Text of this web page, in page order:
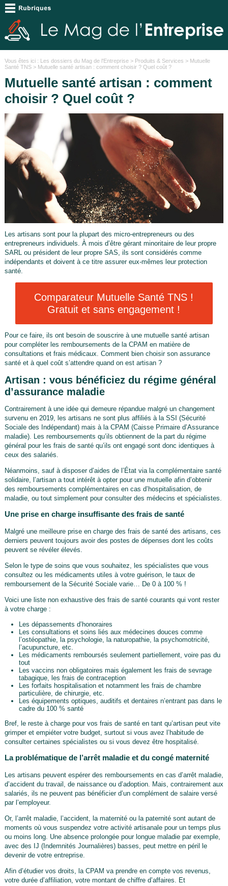
Vous êtes ici : Les dossiers du Mag de l'Entreprise> Produits & Services > Mutuelle
Santé TNS> Mutuelle santé artisan : comment choisir ? Quel coût ?
Mutuelle santé artisan : comment
choisir ? Quel coût ?
Les artisans sont pour la plupart des micro-entrepreneurs ou des
entrepreneurs individuels. À mois d’être gérant minoritaire de leur propre
SARL ou président de leur propre SAS, ils sont considérés comme
indépendants et doivent à ce titre assurer eux-mêmes leur protection
santé.
Comparateur Mutuelle Santé TNS !
Gratuit et sans engagement !
Pour ce faire, ils ont besoin de souscrire à une mutuelle santé artisan
pour compléter les remboursements de la CPAM en matière de
consultations et frais médicaux. Comment bien choisir son assurance
santé et à quel coût s’attendre quand on est artisan ?
Artisan : vous bénéficiez du régime général
d’assurance maladie
Contrairement à une idée qui demeure répandue malgré un changement
survenu en 2019, les artisans ne sont plus affiliés à la SSI (Sécurité
Sociale des Indépendant) mais à la CPAM (Caisse Primaire d’Assurance
maladie). Les remboursements qu’ils obtiennent de la part du régime
général pour les frais de santé qu’ils ont engagé sont donc identiques à
ceux des salariés.
Néanmoins, sauf à disposer d’aides de l’État via la complémentaire santé
solidaire, l’artisan a tout intérêt à opter pour une mutuelle afin d’obtenir
des remboursements complémentaires en cas d’hospitalisation, de
maladie, ou tout simplement pour consulter des médecins et spécialistes.
Une prise en charge insuffisante des frais de santé
Malgré une meilleure prise en charge des frais de santé des artisans, ces
derniers peuvent toujours avoir des postes de dépenses dont les coûts
peuvent se révéler élevés.
Selon le type de soins que vous souhaitez, les spécialistes que vous
consultez ou les médicaments utiles à votre guérison, le taux de
remboursement de la Sécurité Sociale varie… De 0 à 100 % !
Voici une liste non exhaustive des frais de santé courants qui vont rester
à votre charge :
Les dépassements d’honoraires
Les consultations et soins liés aux médecines douces comme
l’ostéopathie, la psychologie, la naturopathie, la psychomotricité,
l’acupuncture, etc.
Les médicaments remboursés seulement partiellement, voire pas du
tout
Les vaccins non obligatoires mais également les frais de sevrage
tabagique, les frais de contraception
Les forfaits hospitalisation et notamment les frais de chambre
particulière, de chirurgie, etc.
Les équipements optiques, auditifs et dentaires n’entrant pas dans le
cadre du 100 % santé
Bref, le reste à charge pour vos frais de santé en tant qu’artisan peut vite
grimper et empiéter votre budget, surtout si vous avez l’habitude de
consulter certaines spécialistes ou si vous devez être hospitalisé.
La problématique de l’arrêt maladie et du congé maternité
Les artisans peuvent espérer des remboursements en cas d’arrêt maladie,
d’accident du travail, de naissance ou d’adoption. Mais, contrairement aux
salariés, ils ne peuvent pas bénéficier d’un complément de salaire versé
par l’employeur.
Or, l’arrêt maladie, l’accident, la maternité ou la paternité sont autant de
moments où vous suspendez votre activité artisanale pour un temps plus
ou moins long. Une absence prolongée pour longue maladie par exemple,
avec des IJ (Indemnités Journalières) basses, peut mettre en péril le
devenir de votre entreprise.
Afin d’étudier vos droits, la CPAM va prendre en compte vos revenus,
votre durée d’affiliation, votre montant de chiffre d’affaires. Et